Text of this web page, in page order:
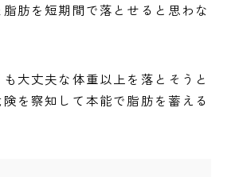
肪を短期間で落とせると思わな
大丈夫な体重以上を落とそうと
を察知して本能で脂肪を蓄える